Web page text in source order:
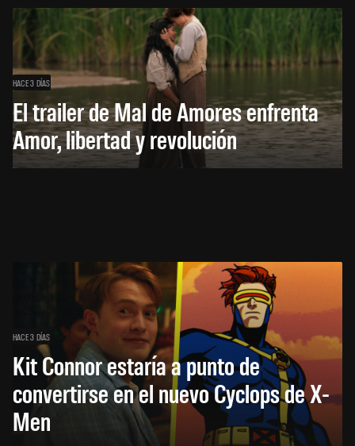
HACE 3 DÍAS
El trailer de Mal de Amores enfrenta
Amor, libertad y revolución
HACE 3 DÍAS
Kit Connor estaría a punto de
convertirse en el nuevo Cyclops de X-
Men